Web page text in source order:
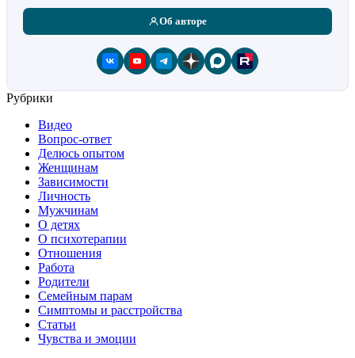
Об авторе
Рубрики
Видео
Вопрос-ответ
Делюсь опытом
Женщинам
Зависимости
Личность
Мужчинам
О детях
О психотерапии
Отношения
Работа
Родители
Семейным парам
Симптомы и расстройства
Статьи
Чувства и эмоции